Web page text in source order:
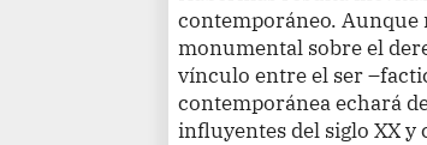
contemporáneo.
monumental sobre el
vínculo entre el ser
contemporánea echará
influyentes del siglo XX y